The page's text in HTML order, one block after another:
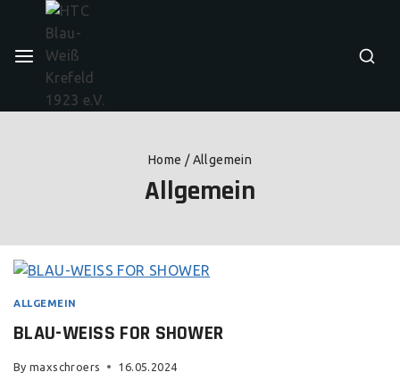
Home / Allgemein
Allgemein
ALLGEMEIN
BLAU-WEISS FOR SHOWER
By maxschroers 16.05.2024